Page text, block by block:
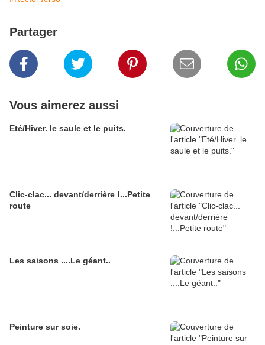
Partager
Vous aimerez aussi
Eté/Hiver. le saule et le puits.
Clic-clac... devant/derrière !...Petite
route
Les saisons ....Le géant..
Peinture sur soie.